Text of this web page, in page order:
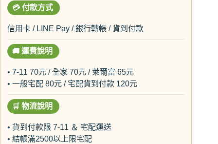
💳 付款方式
信用卡 / LINE Pay / 銀行轉帳 / 貨到付款
🚚 運費說明
• 7-11 70元 / 全家 70元 / 萊爾富 65元
• 一般宅配 80元 / 宅配貨到付款 120元
🛒 物流說明
• 貨到付款限 7-11 ＆ 宅配運送
• 結帳滿2500以上限宅配